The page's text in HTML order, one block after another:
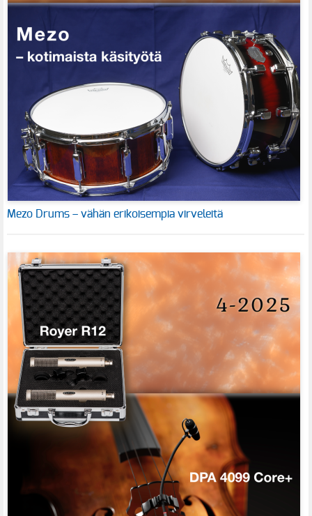
Mezo Drums – vähän erikoisempia virveleitä